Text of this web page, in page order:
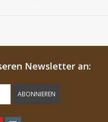
Newsletter an:
ABONNIEREN